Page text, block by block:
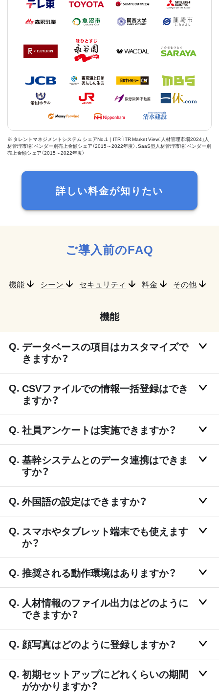
※ タレントマネジメントシステム シェアNo.1｜ITR「ITR Market View：人材管理市場2024」人
材管理市場：ベンダー別売上金額シェア（2015～2022年度）、SaaS型人材管理市場：ベンダー別
売上金額シェア（2015～2022年度）
詳しい料金が知りたい
ご導入前のFAQ
機能 シーン セキュリティ 料金 その他
機能
データベースの項目はカスタマイズで
きますか？
CSVファイルでの情報一括登録はでき
ますか？
社員アンケートは実施できますか？
基幹システムとのデータ連携はできま
すか？
外国語の設定はできますか？
スマホやタブレット端末でも使えます
か？
推奨される動作環境はありますか？
人材情報のファイル出力はどのように
できますか？
顔写真はどのように登録しますか？
初期セットアップにどれくらいの期間
がかかりますか？